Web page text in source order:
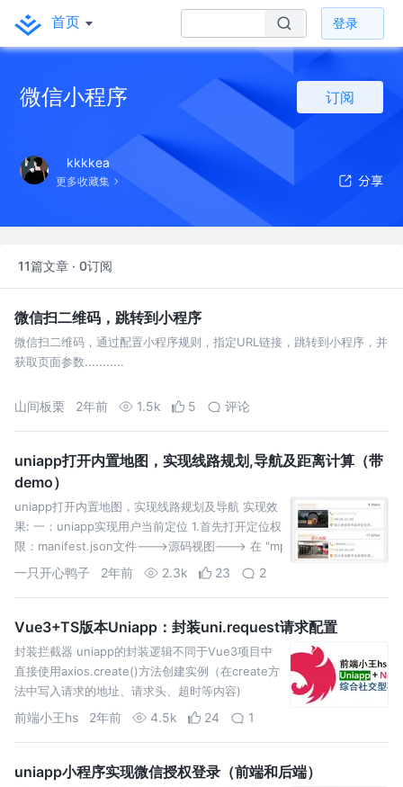
首页 登录
微信小程序 订阅
kkkkea
更多收藏集
11篇文章 · 0订阅
微信扫二维码，跳转到小程序
微信扫二维码，通过配置小程序规则，指定URL链接，跳转到小程序，并
获取页面参数...........
山间板栗 2年前 1.5k 5 评论
uniapp打开内置地图，实现线路规划,导航及距离计算（带
demo）
uniapp打开内置地图，实现线路规划及导航 实现效
果: 一：uniapp实现用户当前定位 1.首先打开定位权
限：manifest.json文件--->源码视图---> 在 "mp-
weixin" :
一只开心鸭子 2年前 2.3k 23 2
Vue3+TS版本Uniapp：封装uni.request请求配置
封装拦截器 uniapp的封装逻辑不同于Vue3项目中
直接使用axios.create()方法创建实例（在create方
法中写入请求的地址、请求头、超时等内容)
前端小王hs 2年前 4.5k 24 1
uniapp小程序实现微信授权登录（前端和后端）